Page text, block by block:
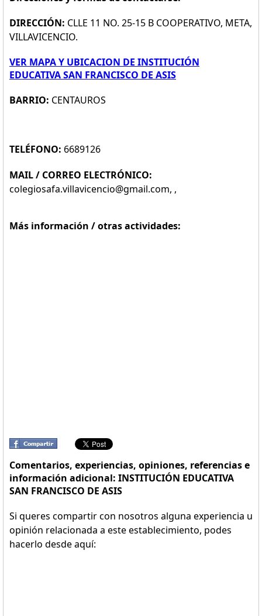
DIRECCIÓN: CLLE 11 NO. 25-15 B COOPERATIVO, META,
VILLAVICENCIO.
VER MAPA Y UBICACION DE INSTITUCIÓN
EDUCATIVA SAN FRANCISCO DE ASIS
BARRIO: CENTAUROS
TELÉFONO: 6689126
MAIL / CORREO ELECTRÓNICO:
colegiosafa.villavicencio@gmail.com, ,
Más información / otras actividades:
Comentarios, experiencias, opiniones, referencias e
información adicional: INSTITUCIÓN EDUCATIVA
SAN FRANCISCO DE ASIS
Si queres compartir con nosotros alguna experiencia u
opinión relacionada a este establecimiento, podes
hacerlo desde aquí: